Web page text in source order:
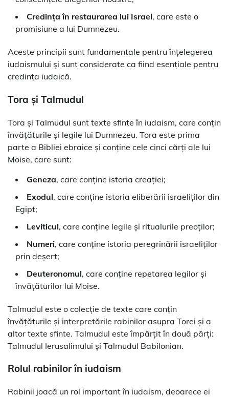
Credința în restaurarea lui Israel, care este o
promisiune a lui Dumnezeu.
Aceste principii sunt fundamentale pentru înțelegerea
iudaismului și sunt considerate ca fiind esențiale pentru
credința iudaică.
Tora și Talmudul
Tora și Talmudul sunt texte sfinte în iudaism, care conțin
învățăturile și legile lui Dumnezeu. Tora este prima
parte a Bibliei ebraice și conține cele cinci cărți ale lui
Moise, care sunt:
Geneza, care conține istoria creației;
Exodul, care conține istoria eliberării israeliților din
Egipt;
Leviticul, care conține legile și ritualurile preoților;
Numeri, care conține istoria peregrinării israeliților
prin deșert;
Deuteronomul, care conține repetarea legilor și
învățăturilor lui Moise.
Talmudul este o colecție de texte care conțin
învățăturile și interpretările rabinilor asupra Torei și a
altor texte sfinte. Talmudul este împărțit în două părți:
Talmudul Ierusalimului și Talmudul Babilonian.
Rolul rabinilor în iudaism
Rabinii joacă un rol important în iudaism, deoarece ei